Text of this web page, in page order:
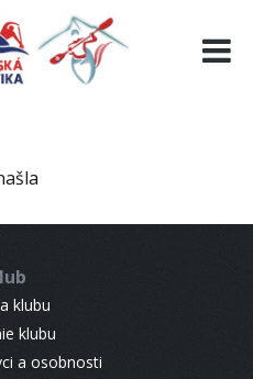
klubu
klubu
a osobnosti
19